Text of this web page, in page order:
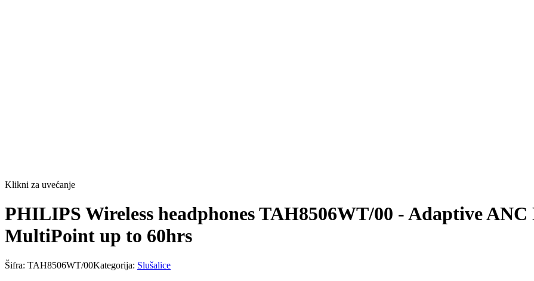
Klikni za uvećanje
PHILIPS Wireless headphones TAH8506WT/00 - Adaptive
MultiPoint up to 60hrs
Šifra: TAH8506WT/00Kategorija: Slušalice